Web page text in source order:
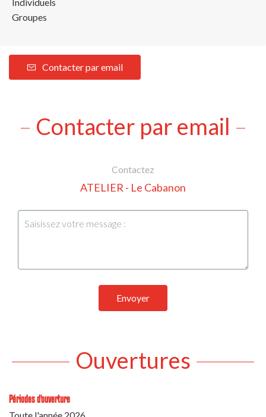
Groupes
Contacter par email
Contacter par email
Contactez
ATELIER - Le Cabanon
Envoyer
Ouvertures
Périodes d'ouverture
Toute l'année 2026